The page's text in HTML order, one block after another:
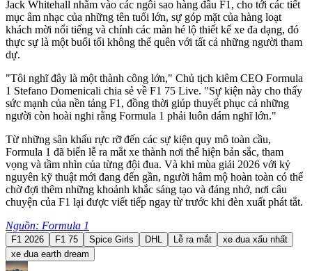
Jack Whitehall nhắm vào các ngôi sao hàng đầu F1, cho tới các tiết
mục âm nhạc của những tên tuổi lớn, sự góp mặt của hàng loạt
khách mời nổi tiếng và chính các màn hé lộ thiết kế xe đa dạng, đó
thực sự là một buổi tối không thể quên với tất cả những người tham
dự.
"Tôi nghĩ đây là một thành công lớn," Chủ tịch kiêm CEO Formula
1 Stefano Domenicali chia sẻ về F1 75 Live. "Sự kiện này cho thấy
sức mạnh của nền tảng F1, đồng thời giúp thuyết phục cả những
người còn hoài nghi rằng Formula 1 phải luôn dám nghĩ lớn."
Từ những sân khấu rực rỡ đến các sự kiện quy mô toàn cầu,
Formula 1 đã biến lễ ra mắt xe thành nơi thể hiện bản sắc, tham
vọng và tầm nhìn của từng đội đua. Và khi mùa giải 2026 với kỷ
nguyên kỹ thuật mới đang đến gần, người hâm mộ hoàn toàn có thể
chờ đợi thêm những khoảnh khắc sáng tạo và đáng nhớ, nơi câu
chuyện của F1 lại được viết tiếp ngay từ trước khi đèn xuất phát tắt.
Nguồn: Formula 1
F1 2026 F1 75 Spice Girls DHL Lễ ra mắt
xe đua xấu nhất
xe đua earth dream